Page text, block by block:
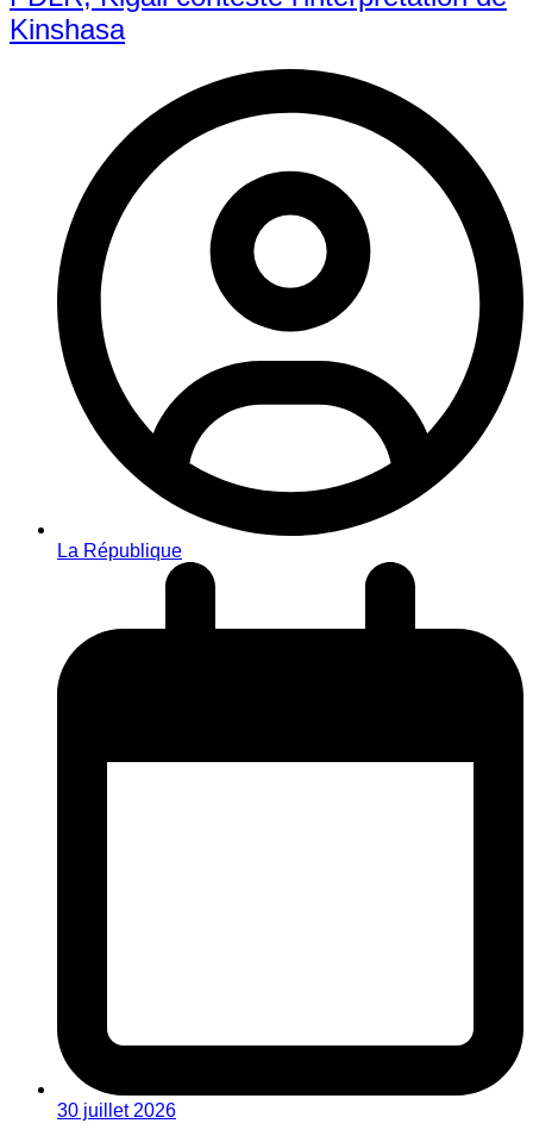
Kinshasa
La République
30 juillet 2026